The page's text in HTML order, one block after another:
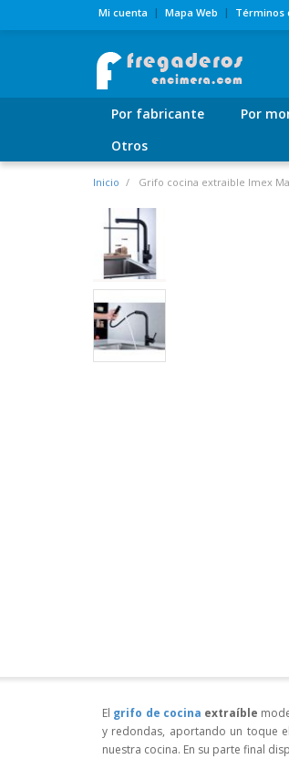
Mi cuenta Mapa Web Términos
Por fabricante Por
Otros
Inicio Grifo cocina extraible Imex
El grifo de cocina extraíble
y redondas, aportando un toque
nuestra cocina. En su parte final